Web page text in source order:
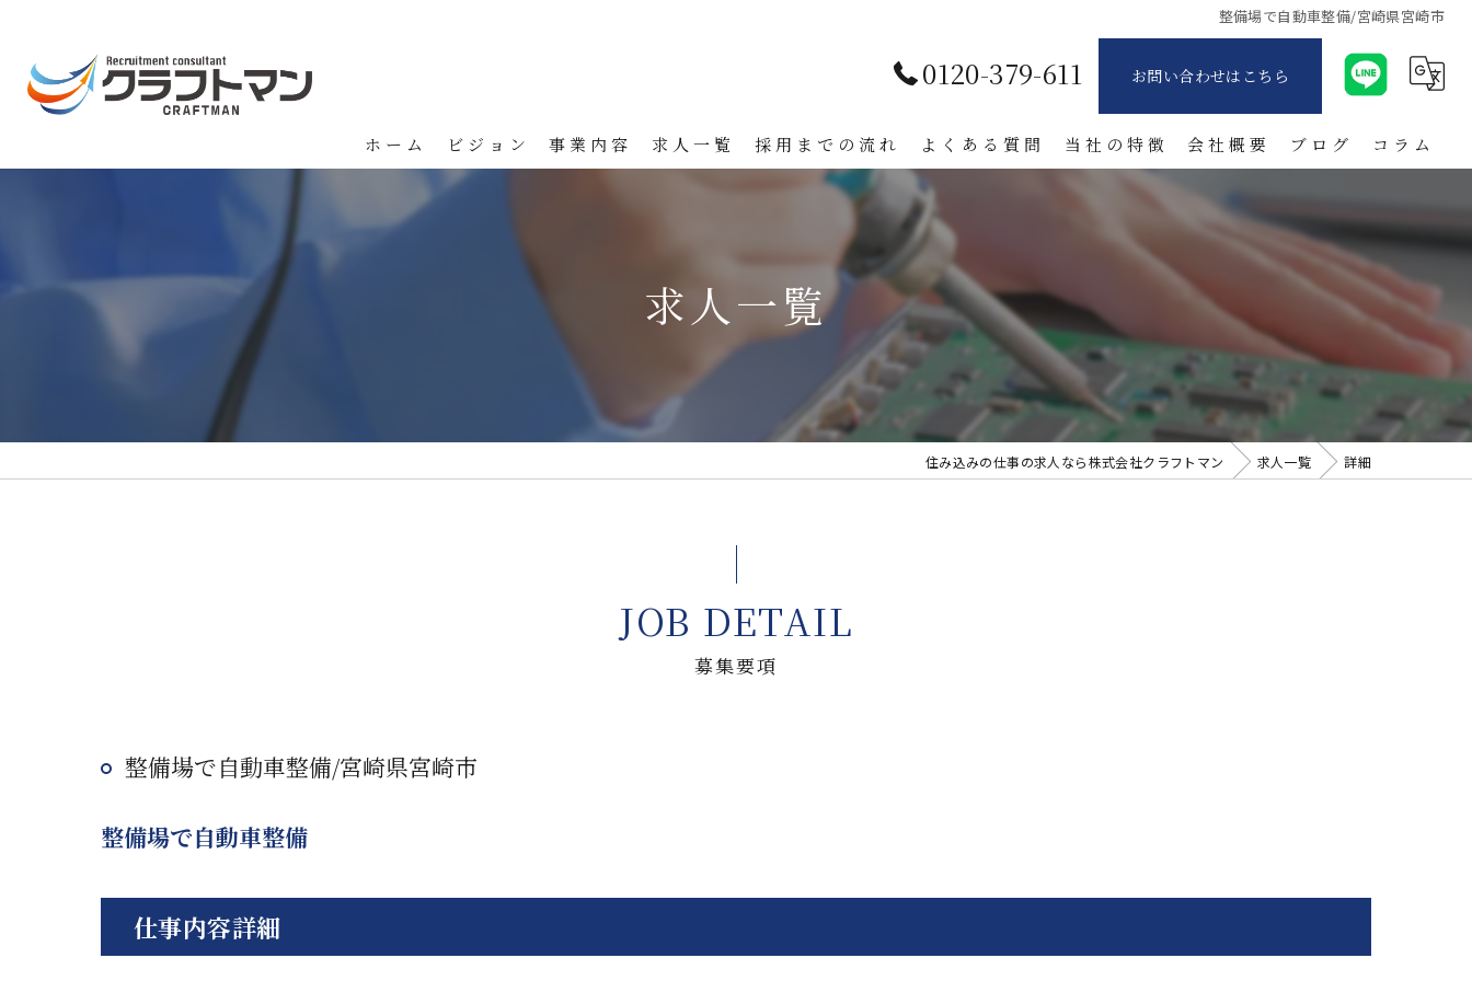
整備場で自動車整備/宮崎県宮崎市
0120-379-611 お問い合わせはこちら
ホーム ビジョン 事業内容 求人一覧 採用までの流れ よくある質問 当社の特徴
寮付き
日払い
紹介
会社概要 ブログ コラム
求人一覧
住み込みの仕事の求人なら株式会社クラフトマン 求人一覧 詳細
募集要項
JOB DETAIL
整備場で自動車整備/宮崎県宮崎市
整備場で自動車整備
仕事内容詳細